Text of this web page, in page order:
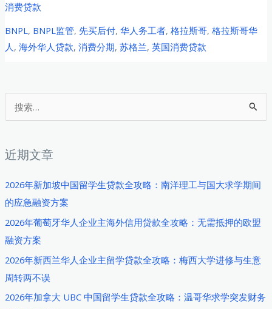
索
近期文章
2026年新加坡中国留学生贷款全攻略：南洋理工与国大求学期间
的应急融资方案
2026年葡萄牙华人企业主海外信用贷款全攻略：无需抵押的欧盟
融资方案
2026年新西兰华人企业主留学贷款全攻略：梅西大学进修与生意
周转两不误
2026年加拿大 UBC 中国留学生贷款全攻略：温哥华求学突发财务
英
国
格
哥
务
工
者
BNPL
费
分
期
贷
款
消费贷款
BNPL , BNPL监管, 先买后付, 华人务工者, 格拉斯哥, 格拉斯哥华
人 , 海外华人贷款, 消费分期, 苏格兰, 英国消费贷款